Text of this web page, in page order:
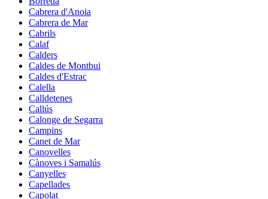
Cabrera d'Anoia
Cabrera de Mar
Cabrils
Calaf
Calders
Caldes de Montbui
Caldes d'Estrac
Calella
Calldetenes
Callús
Calonge de Segarra
Campins
Canet de Mar
Canovelles
Cànoves i Samalús
Canyelles
Capellades
Capolat